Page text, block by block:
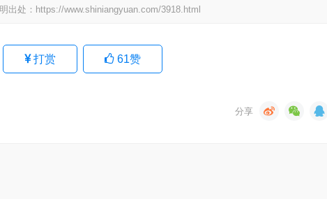
出处：https://www.shiniangyuan.com/3918.html
打赏 61赞